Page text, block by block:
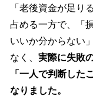
「老後資金が足り
占める一方で、「
いいか分からない
なく、 実際に失敗
「一人で判断した
なりました。